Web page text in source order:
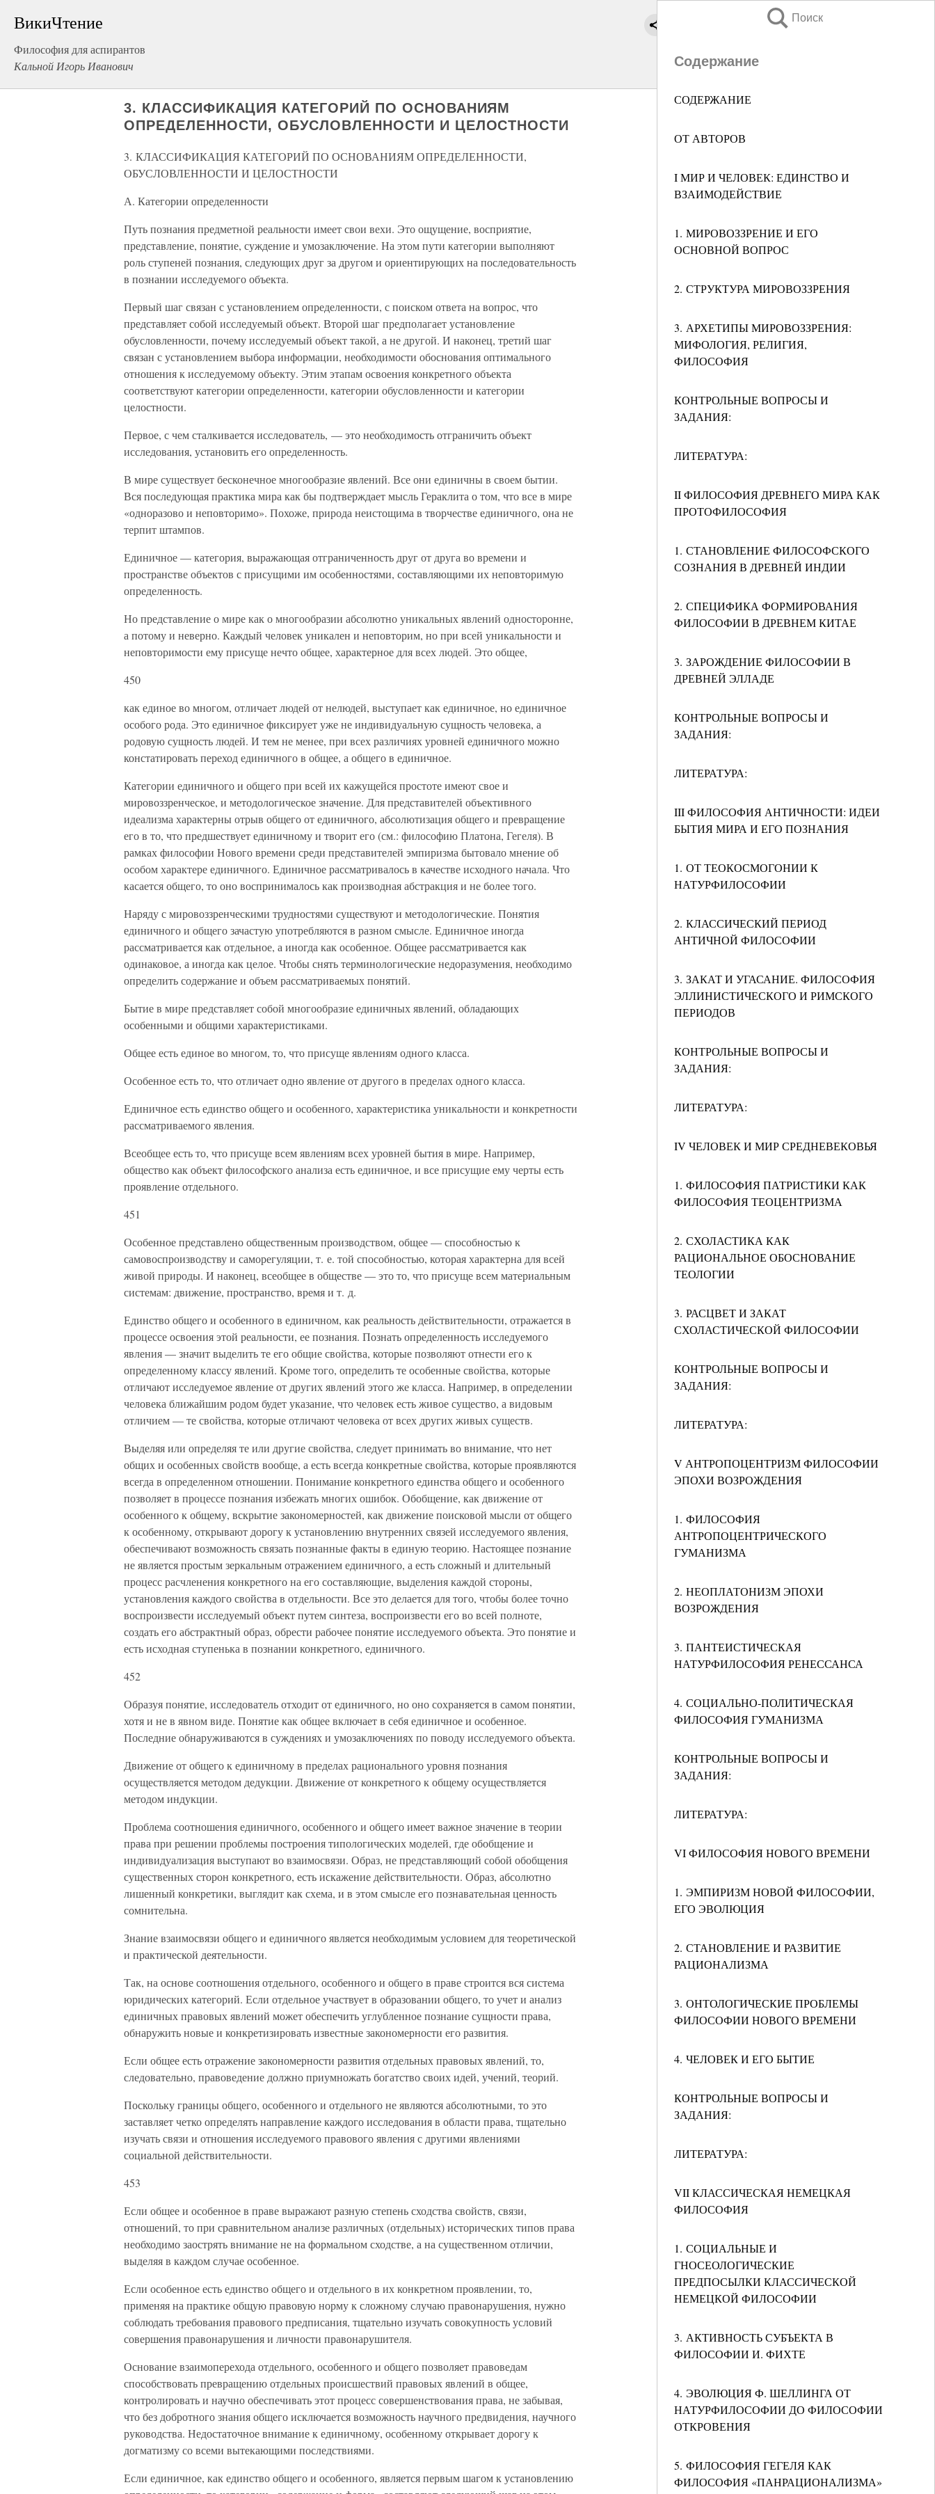
ВикиЧтение
Философия для аспирантов
Кальной Игорь Иванович
Поиск
Содержание
СОДЕРЖАНИЕ
ОТ АВТОРОВ
I МИР И ЧЕЛОВЕК: ЕДИНСТВО И
ВЗАИМОДЕЙСТВИЕ
1. МИРОВОЗЗРЕНИЕ И ЕГО
ОСНОВНОЙ ВОПРОС
2. СТРУКТУРА МИРОВОЗЗРЕНИЯ
3. АРХЕТИПЫ МИРОВОЗЗРЕНИЯ:
МИФОЛОГИЯ, РЕЛИГИЯ,
ФИЛОСОФИЯ
КОНТРОЛЬНЫЕ ВОПРОСЫ И
ЗАДАНИЯ:
ЛИТЕРАТУРА:
II ФИЛОСОФИЯ ДРЕВНЕГО МИРА КАК
ПРОТОФИЛОСОФИЯ
1. СТАНОВЛЕНИЕ ФИЛОСОФСКОГО
СОЗНАНИЯ В ДРЕВНЕЙ ИНДИИ
2. СПЕЦИФИКА ФОРМИРОВАНИЯ
ФИЛОСОФИИ В ДРЕВНЕМ КИТАЕ
3. ЗАРОЖДЕНИЕ ФИЛОСОФИИ В
ДРЕВНЕЙ ЭЛЛАДЕ
КОНТРОЛЬНЫЕ ВОПРОСЫ И
ЗАДАНИЯ:
ЛИТЕРАТУРА:
III ФИЛОСОФИЯ АНТИЧНОСТИ: ИДЕИ
БЫТИЯ МИРА И ЕГО ПОЗНАНИЯ
1. ОТ ТЕОКОСМОГОНИИ К
НАТУРФИЛОСОФИИ
2. КЛАССИЧЕСКИЙ ПЕРИОД
АНТИЧНОЙ ФИЛОСОФИИ
3. ЗАКАТ И УГАСАНИЕ. ФИЛОСОФИЯ
ЭЛЛИНИСТИЧЕСКОГО И РИМСКОГО
ПЕРИОДОВ
КОНТРОЛЬНЫЕ ВОПРОСЫ И
ЗАДАНИЯ:
ЛИТЕРАТУРА:
IV ЧЕЛОВЕК И МИР СРЕДНЕВЕКОВЬЯ
1. ФИЛОСОФИЯ ПАТРИСТИКИ КАК
ФИЛОСОФИЯ ТЕОЦЕНТРИЗМА
2. СХОЛАСТИКА КАК
РАЦИОНАЛЬНОЕ ОБОСНОВАНИЕ
ТЕОЛОГИИ
3. РАСЦВЕТ И ЗАКАТ
СХОЛАСТИЧЕСКОЙ ФИЛОСОФИИ
КОНТРОЛЬНЫЕ ВОПРОСЫ И
ЗАДАНИЯ:
ЛИТЕРАТУРА:
V АНТРОПОЦЕНТРИЗМ ФИЛОСОФИИ
ЭПОХИ ВОЗРОЖДЕНИЯ
1. ФИЛОСОФИЯ
АНТРОПОЦЕНТРИЧЕСКОГО
ГУМАНИЗМА
2. НЕОПЛАТОНИЗМ ЭПОХИ
ВОЗРОЖДЕНИЯ
3. ПАНТЕИСТИЧЕСКАЯ
НАТУРФИЛОСОФИЯ РЕНЕССАНСА
4. СОЦИАЛЬНО-ПОЛИТИЧЕСКАЯ
ФИЛОСОФИЯ ГУМАНИЗМА
КОНТРОЛЬНЫЕ ВОПРОСЫ И
ЗАДАНИЯ:
ЛИТЕРАТУРА:
VI ФИЛОСОФИЯ НОВОГО ВРЕМЕНИ
1. ЭМПИРИЗМ НОВОЙ ФИЛОСОФИИ,
ЕГО ЭВОЛЮЦИЯ
2. СТАНОВЛЕНИЕ И РАЗВИТИЕ
РАЦИОНАЛИЗМА
3. ОНТОЛОГИЧЕСКИЕ ПРОБЛЕМЫ
ФИЛОСОФИИ НОВОГО ВРЕМЕНИ
4. ЧЕЛОВЕК И ЕГО БЫТИЕ
КОНТРОЛЬНЫЕ ВОПРОСЫ И
ЗАДАНИЯ:
ЛИТЕРАТУРА:
VII КЛАССИЧЕСКАЯ НЕМЕЦКАЯ
ФИЛОСОФИЯ
1. СОЦИАЛЬНЫЕ И
ГНОСЕОЛОГИЧЕСКИЕ
ПРЕДПОСЫЛКИ КЛАССИЧЕСКОЙ
НЕМЕЦКОЙ ФИЛОСОФИИ
3. АКТИВНОСТЬ СУБЪЕКТА В
ФИЛОСОФИИ И. ФИХТЕ
4. ЭВОЛЮЦИЯ Ф. ШЕЛЛИНГА ОТ
НАТУРФИЛОСОФИИ ДО ФИЛОСОФИИ
ОТКРОВЕНИЯ
5. ФИЛОСОФИЯ ГЕГЕЛЯ КАК
ФИЛОСОФИЯ «ПАНРАЦИОНАЛИЗМА»
3. КЛАССИФИКАЦИЯ КАТЕГОРИЙ ПО ОСНОВАНИЯМ
ОПРЕДЕЛЕННОСТИ, ОБУСЛОВЛЕННОСТИ И ЦЕЛОСТНОСТИ
3. КЛАССИФИКАЦИЯ КАТЕГОРИЙ ПО ОСНОВАНИЯМ ОПРЕДЕЛЕННОСТИ,
ОБУСЛОВЛЕННОСТИ И ЦЕЛОСТНОСТИ
А. Категории определенности
Путь познания предметной реальности имеет свои вехи. Это ощущение, восприятие,
представление, понятие, суждение и умозаключение. На этом пути категории выполняют
роль ступеней познания, следующих друг за другом и ориентирующих на последовательность
в познании исследуемого объекта.
Первый шаг связан с установлением определенности, с поиском ответа на вопрос, что
представляет собой исследуемый объект. Второй шаг предполагает установление
обусловленности, почему исследуемый объект такой, а не другой. И наконец, третий шаг
связан с установлением выбора информации, необходимости обоснования оптимального
отношения к исследуемому объекту. Этим этапам освоения конкретного объекта
соответствуют категории определенности, категории обусловленности и категории
целостности.
Первое, с чем сталкивается исследователь, — это необходимость отграничить объект
исследования, установить его определенность.
В мире существует бесконечное многообразие явлений. Все они единичны в своем бытии.
Вся последующая практика мира как бы подтверждает мысль Гераклита о том, что все в мире
«одноразово и неповторимо». Похоже, природа неистощима в творчестве единичного, она не
терпит штампов.
Единичное — категория, выражающая отграниченность друг от друга во времени и
пространстве объектов с присущими им особенностями, составляющими их неповторимую
определенность.
Но представление о мире как о многообразии абсолютно уникальных явлений односторонне,
а потому и неверно. Каждый человек уникален и неповторим, но при всей уникальности и
неповторимости ему присуще нечто общее, характерное для всех людей. Это общее,
450
как единое во многом, отличает людей от нелюдей, выступает как единичное, но единичное
особого рода. Это единичное фиксирует уже не индивидуальную сущность человека, а
родовую сущность людей. И тем не менее, при всех различиях уровней единичного можно
констатировать переход единичного в общее, а общего в единичное.
Категории единичного и общего при всей их кажущейся простоте имеют свое и
мировоззренческое, и методологическое значение. Для представителей объективного
идеализма характерны отрыв общего от единичного, абсолютизация общего и превращение
его в то, что предшествует единичному и творит его (см.: философию Платона, Гегеля). В
рамках философии Нового времени среди представителей эмпиризма бытовало мнение об
особом характере единичного. Единичное рассматривалось в качестве исходного начала. Что
касается общего, то оно воспринималось как производная абстракция и не более того.
Наряду с мировоззренческими трудностями существуют и методологические. Понятия
единичного и общего зачастую употребляются в разном смысле. Единичное иногда
рассматривается как отдельное, а иногда как особенное. Общее рассматривается как
одинаковое, а иногда как целое. Чтобы снять терминологические недоразумения, необходимо
определить содержание и объем рассматриваемых понятий.
Бытие в мире представляет собой многообразие единичных явлений, обладающих
особенными и общими характеристиками.
Общее есть единое во многом, то, что присуще явлениям одного класса.
Особенное есть то, что отличает одно явление от другого в пределах одного класса.
Единичное есть единство общего и особенного, характеристика уникальности и конкретности
рассматриваемого явления.
Всеобщее есть то, что присуще всем явлениям всех уровней бытия в мире. Например,
общество как объект философского анализа есть единичное, и все присущие ему черты есть
проявление отдельного.
451
Особенное представлено общественным производством, общее — способностью к
самовоспроизводству и саморегуляции, т. е. той способностью, которая характерна для всей
живой природы. И наконец, всеобщее в обществе — это то, что присуще всем материальным
системам: движение, пространство, время и т. д.
Единство общего и особенного в единичном, как реальность действительности, отражается в
процессе освоения этой реальности, ее познания. Познать определенность исследуемого
явления — значит выделить те его общие свойства, которые позволяют отнести его к
определенному классу явлений. Кроме того, определить те особенные свойства, которые
отличают исследуемое явление от других явлений этого же класса. Например, в определении
человека ближайшим родом будет указание, что человек есть живое существо, а видовым
отличием — те свойства, которые отличают человека от всех других живых существ.
Выделяя или определяя те или другие свойства, следует принимать во внимание, что нет
общих и особенных свойств вообще, а есть всегда конкретные свойства, которые проявляются
всегда в определенном отношении. Понимание конкретного единства общего и особенного
позволяет в процессе познания избежать многих ошибок. Обобщение, как движение от
особенного к общему, вскрытие закономерностей, как движение поисковой мысли от общего
к особенному, открывают дорогу к установлению внутренних связей исследуемого явления,
обеспечивают возможность связать познанные факты в единую теорию. Настоящее познание
не является простым зеркальным отражением единичного, а есть сложный и длительный
процесс расчленения конкретного на его составляющие, выделения каждой стороны,
установления каждого свойства в отдельности. Все это делается для того, чтобы более точно
воспроизвести исследуемый объект путем синтеза, воспроизвести его во всей полноте,
создать его абстрактный образ, обрести рабочее понятие исследуемого объекта. Это понятие и
есть исходная ступенька в познании конкретного, единичного.
452
Образуя понятие, исследователь отходит от единичного, но оно сохраняется в самом понятии,
хотя и не в явном виде. Понятие как общее включает в себя единичное и особенное.
Последние обнаруживаются в суждениях и умозаключениях по поводу исследуемого объекта.
Движение от общего к единичному в пределах рационального уровня познания
осуществляется методом дедукции. Движение от конкретного к общему осуществляется
методом индукции.
Проблема соотношения единичного, особенного и общего имеет важное значение в теории
права при решении проблемы построения типологических моделей, где обобщение и
индивидуализация выступают во взаимосвязи. Образ, не представляющий собой обобщения
существенных сторон конкретного, есть искажение действительности. Образ, абсолютно
лишенный конкретики, выглядит как схема, и в этом смысле его познавательная ценность
сомнительна.
Знание взаимосвязи общего и единичного является необходимым условием для теоретической
и практической деятельности.
Так, на основе соотношения отдельного, особенного и общего в праве строится вся система
юридических категорий. Если отдельное участвует в образовании общего, то учет и анализ
единичных правовых явлений может обеспечить углубленное познание сущности права,
обнаружить новые и конкретизировать известные закономерности его развития.
Если общее есть отражение закономерности развития отдельных правовых явлений, то,
следовательно, правоведение должно приумножать богатство своих идей, учений, теорий.
Поскольку границы общего, особенного и отдельного не являются абсолютными, то это
заставляет четко определять направление каждого исследования в области права, тщательно
изучать связи и отношения исследуемого правового явления с другими явлениями
социальной действительности.
453
Если общее и особенное в праве выражают разную степень сходства свойств, связи,
отношений, то при сравнительном анализе различных (отдельных) исторических типов права
необходимо заострять внимание не на формальном сходстве, а на существенном отличии,
выделяя в каждом случае особенное.
Если особенное есть единство общего и отдельного в их конкретном проявлении, то,
применяя на практике общую правовую норму к сложному случаю правонарушения, нужно
соблюдать требования правового предписания, тщательно изучать совокупность условий
совершения правонарушения и личности правонарушителя.
Основание взаимоперехода отдельного, особенного и общего позволяет правоведам
способствовать превращению отдельных происшествий правовых явлений в общее,
контролировать и научно обеспечивать этот процесс совершенствования права, не забывая,
что без добротного знания общего исключается возможность научного предвидения, научного
руководства. Недостаточное внимание к единичному, особенному открывает дорогу к
догматизму со всеми вытекающими последствиями.
Если единичное, как единство общего и особенного, является первым шагом к установлению